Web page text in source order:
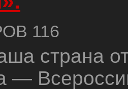
116
страна
—